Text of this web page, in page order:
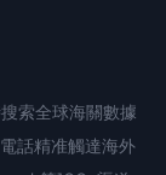
索全球海關數據
話精准觸達海外